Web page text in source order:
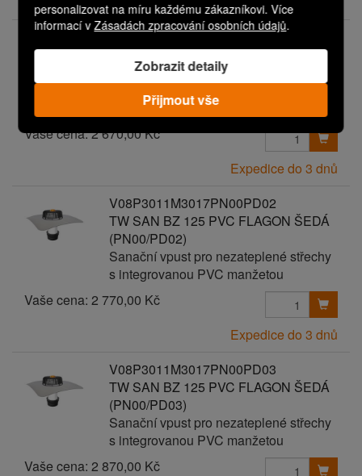
personalizovat na míru každému zákazníkovi. Více
informací vZásadách zpracování osobních údajů.
Zobrazit detaily
Přijmout vše
V08P3011M3017PN00PD01
TW SAN BZ 125 PVC FLAGON ŠEDÁ
(PN00/PD01)
Sanační vpust pro nezateplené střechy
s integrovanou PVC manžetou
Vaše cena:2 670,00 Kč
Expedice do 3 dnů
V08P3011M3017PN00PD02
TW SAN BZ 125 PVC FLAGON ŠEDÁ
(PN00/PD02)
Sanační vpust pro nezateplené střechy
s integrovanou PVC manžetou
Vaše cena: 2 770,00 Kč
Expedice do 3 dnů
V08P3011M3017PN00PD03
TW SAN BZ 125 PVC FLAGON ŠEDÁ
(PN00/PD03)
Sanační vpust pro nezateplené střechy
s integrovanou PVC manžetou
Vaše cena: 2 870,00 Kč